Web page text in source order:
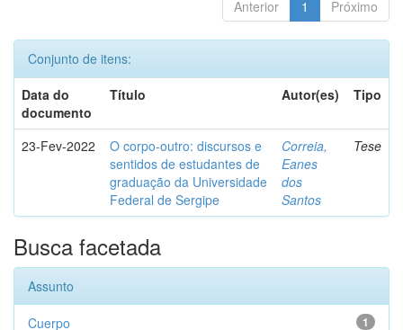
Anterior 1 Próximo
Conjunto de itens:
Data do
documento
Título Autor(es) Tipo
23-Fev-2022
O corpo-outro: discursos e
sentidos de estudantes de
graduação da Universidade
Federal de Sergipe
Correia,
Eanes
dos
Santos
Tese
Busca facetada
Assunto
1
Cuerpo